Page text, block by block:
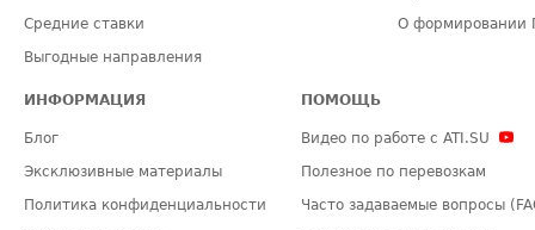
Средние ставки
Выгодные направления
О формировании
ИНФОРМАЦИЯ
Блог
Эксклюзивные материалы
Политика конфиденциальности
ПОМОЩЬ
Видео по работе с ATI.SU
Полезное по перевозкам
Часто задаваемые вопросы